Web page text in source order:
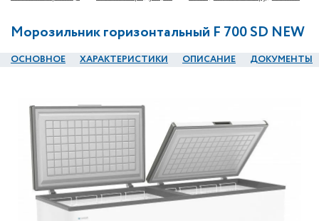
Морозильник горизонтальный F 700 SD NEW
ОСНОВНОЕ ХАРАКТЕРИСТИКИ ОПИСАНИЕ ДОКУМЕНТЫ